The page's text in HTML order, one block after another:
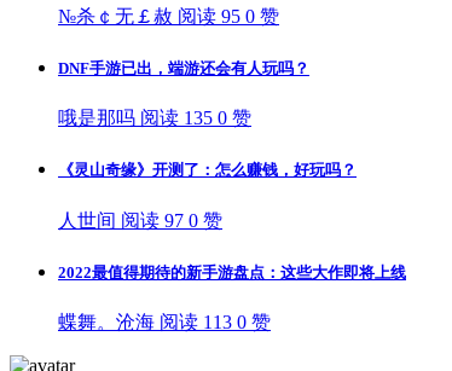
№杀￠无￡赦 阅读 95 0 赞
DNF手游已出，端游还会有人玩吗？
哦是那吗 阅读 135 0 赞
《灵山奇缘》开测了：怎么赚钱，好玩吗？
人世间 阅读 97 0 赞
2022最值得期待的新手游盘点：这些大作即将上线
蝶舞。沧海 阅读 113 0 赞